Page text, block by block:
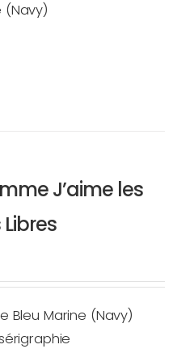
(Navy)
J’aime les
Bleu Marine (Navy)